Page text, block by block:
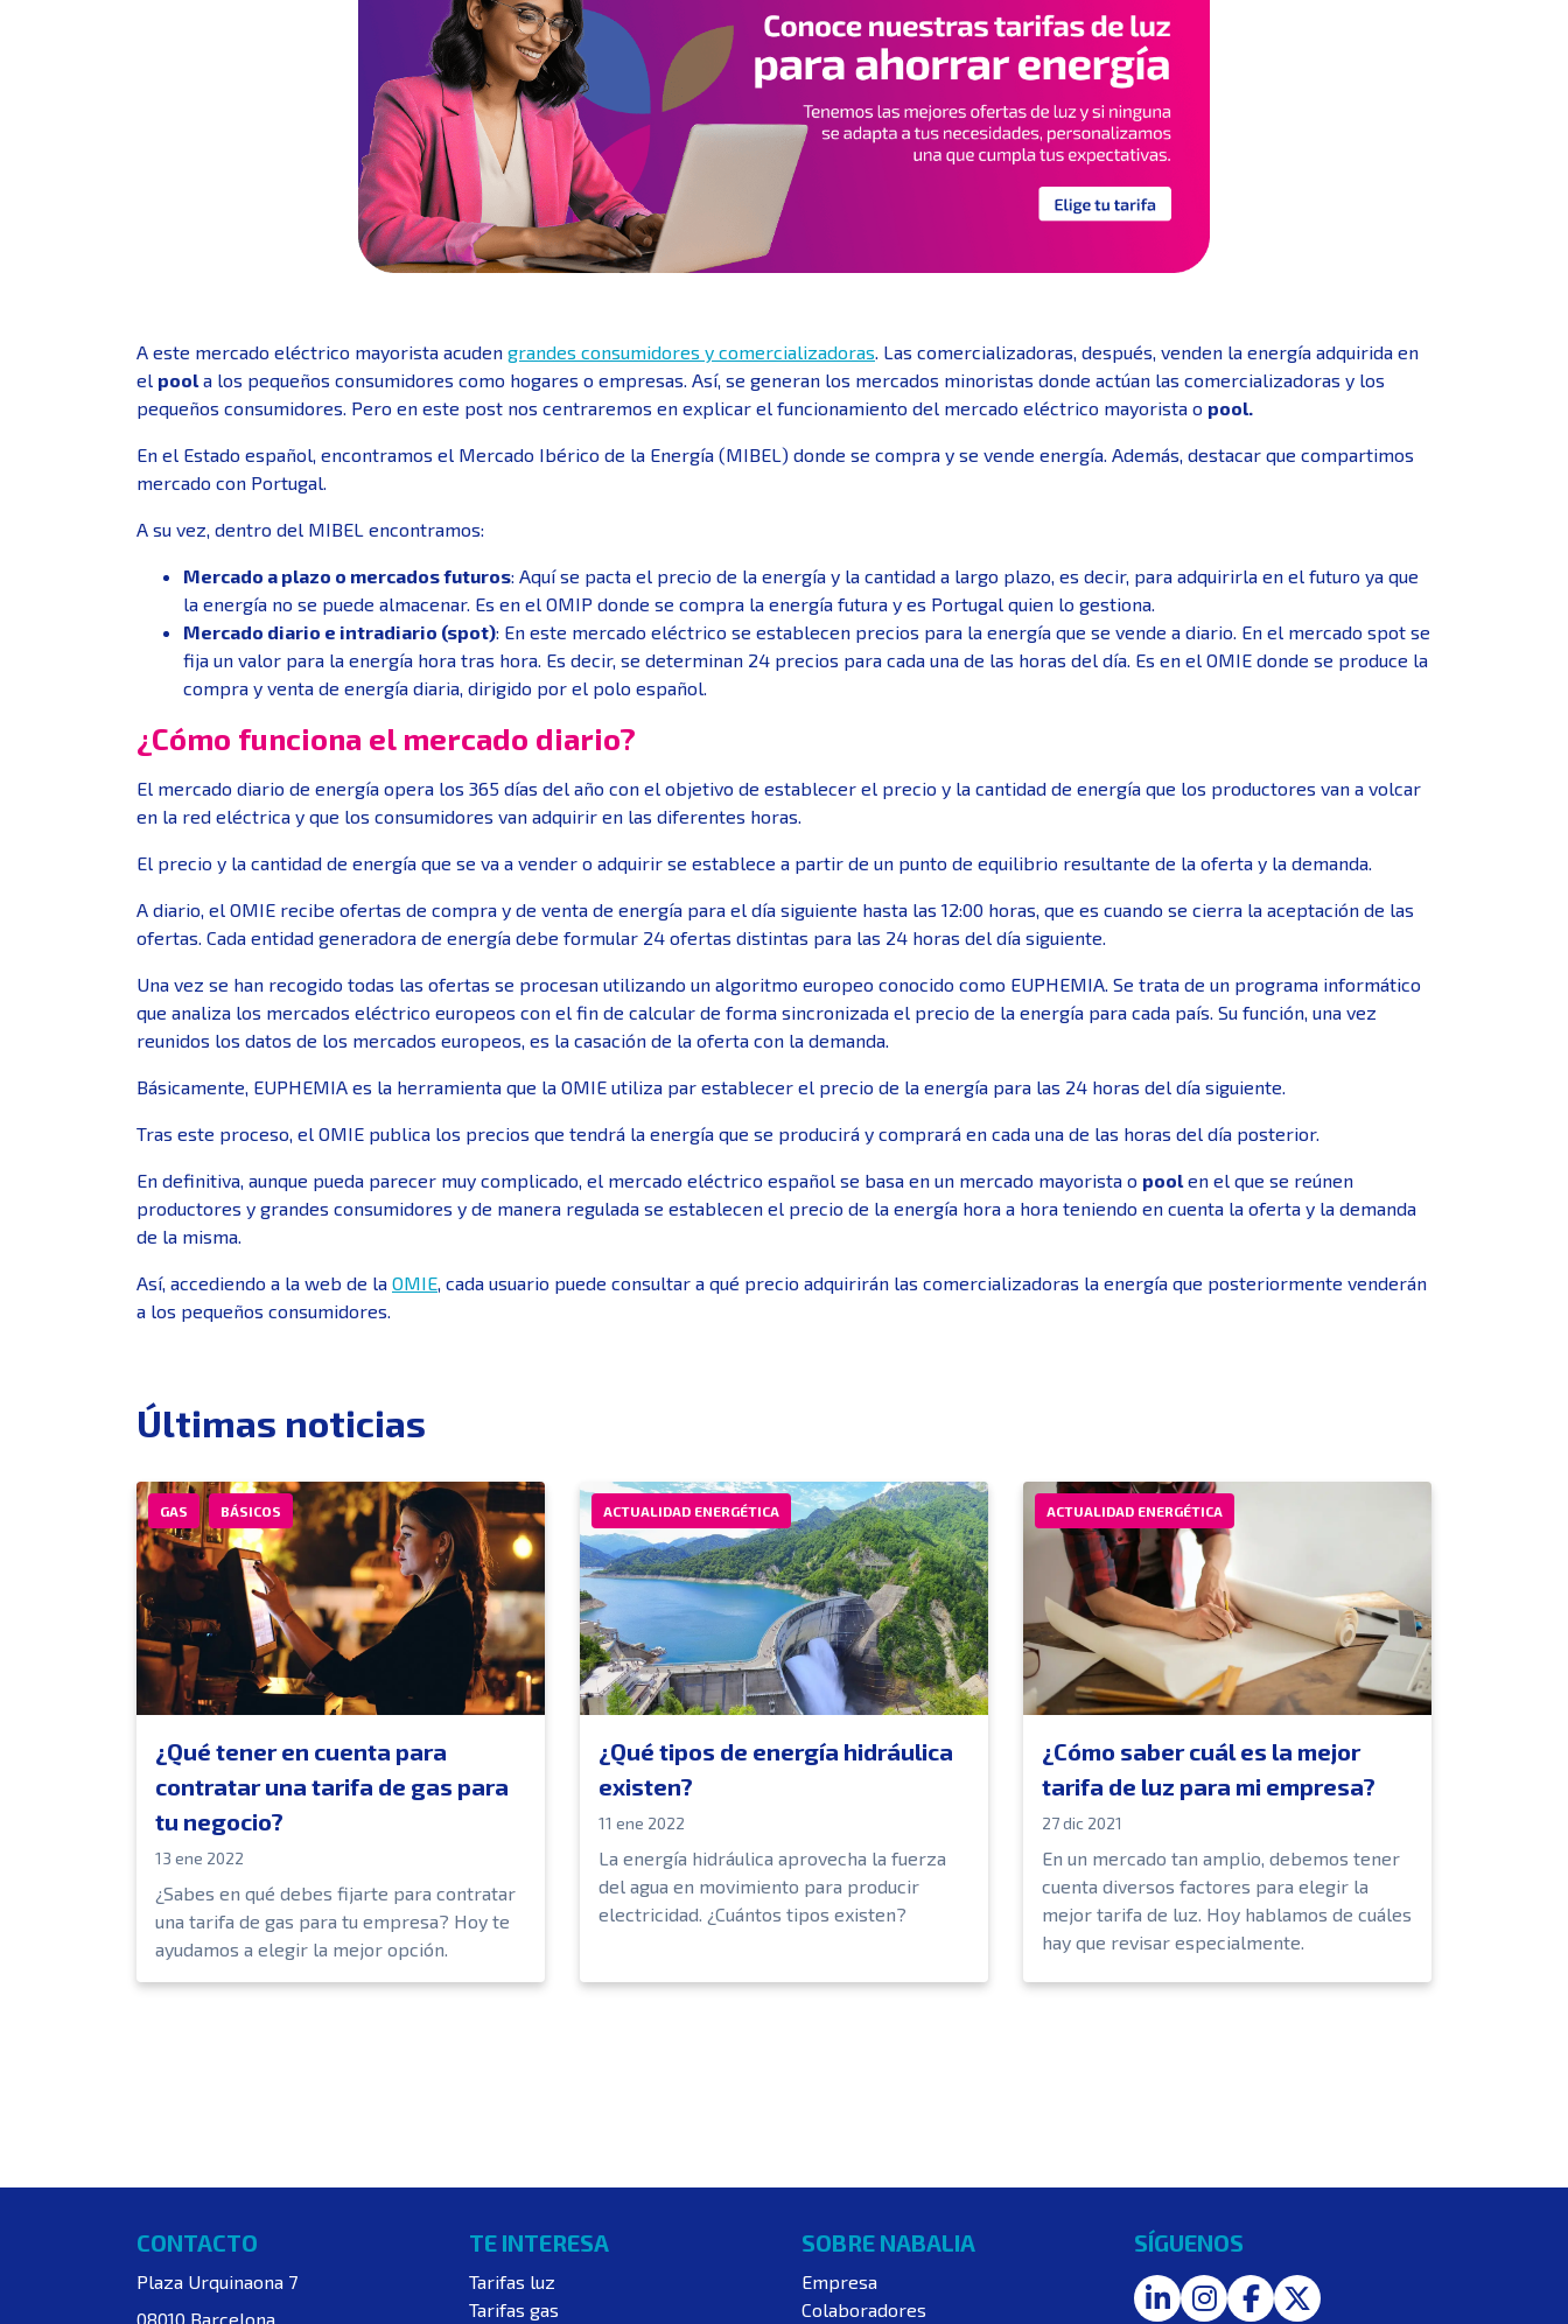
A este mercado eléctrico mayorista acuden grandes consumidores y comercializadoras . Las comercializadoras, después, venden la energía adquirida en
el pool a los pequeños consumidores como hogares o empresas. Así, se generan los mercados minoristas donde actúan las comercializadoras y los
pequeños consumidores. Pero en este post nos centraremos en explicar el funcionamiento del mercado eléctrico mayorista o pool.
En el Estado español, encontramos el Mercado Ibérico de la Energía (MIBEL) donde se compra y se vende energía. Además, destacar que compartimos
mercado con Portugal.
A su vez, dentro del MIBEL encontramos:
Mercado a plazo o mercados futuros: Aquí se pacta el precio de la energía y la cantidad a largo plazo, es decir, para adquirirla en el futuro ya que
la energía no se puede almacenar. Es en el OMIP donde se compra la energía futura y es Portugal quien lo gestiona.
Mercado diario e intradiario (spot): En este mercado eléctrico se establecen precios para la energía que se vende a diario. En el mercado spot se
fija un valor para la energía hora tras hora. Es decir, se determinan 24 precios para cada una de las horas del día. Es en el OMIE donde se produce la
compra y venta de energía diaria, dirigido por el polo español.
¿Cómo funciona el mercado diario?
El mercado diario de energía opera los 365 días del año con el objetivo de establecer el precio y la cantidad de energía que los productores van a volcar
en la red eléctrica y que los consumidores van adquirir en las diferentes horas.
El precio y la cantidad de energía que se va a vender o adquirir se establece a partir de un punto de equilibrio resultante de la oferta y la demanda.
A diario, el OMIE recibe ofertas de compra y de venta de energía para el día siguiente hasta las 12:00 horas, que es cuando se cierra la aceptación de las
ofertas. Cada entidad generadora de energía debe formular 24 ofertas distintas para las 24 horas del día siguiente.
Una vez se han recogido todas las ofertas se procesan utilizando un algoritmo europeo conocido como EUPHEMIA. Se trata de un programa informático
que analiza los mercados eléctrico europeos con el fin de calcular de forma sincronizada el precio de la energía para cada país. Su función, una vez
reunidos los datos de los mercados europeos, es la casación de la oferta con la demanda.
Básicamente, EUPHEMIA es la herramienta que la OMIE utiliza par establecer el precio de la energía para las 24 horas del día siguiente.
Tras este proceso, el OMIE publica los precios que tendrá la energía que se producirá y comprará en cada una de las horas del día posterior.
En definitiva, aunque pueda parecer muy complicado, el mercado eléctrico español se basa en un mercado mayorista o pool en el que se reúnen
productores y grandes consumidores y de manera regulada se establecen el precio de la energía hora a hora teniendo en cuenta la oferta y la demanda
de la misma.
Así, accediendo a la web de la OMIE , cada usuario puede consultar a qué precio adquirirán las comercializadoras la energía que posteriormente venderán
a los pequeños consumidores.
Últimas noticias
GAS BÁSICOS
¿Qué tener en cuenta para
contratar una tarifa de gas para
tu negocio?
13 ene 2022
¿Sabes en qué debes fijarte para contratar
una tarifa de gas para tu empresa? Hoy te
ayudamos a elegir la mejor opción.
ACTUALIDAD ENERGÉTICA
¿Qué tipos de energía hidráulica
existen?
11 ene 2022
La energía hidráulica aprovecha la fuerza
del agua en movimiento para producir
electricidad. ¿Cuántos tipos existen?
ACTUALIDAD ENERGÉTICA
¿Cómo saber cuál es la mejor
tarifa de luz para mi empresa?
27 dic 2021
En un mercado tan amplio, debemos tener
cuenta diversos factores para elegir la
mejor tarifa de luz. Hoy hablamos de cuáles
hay que revisar especialmente.
CONTACTO
Plaza Urquinaona 7
08010 Barcelona
TE INTERESA
Tarifas luz
Tarifas gas
SOBRE NABALIA
Empresa
Colaboradores
SÍGUENOS
LinkedInInstagram
FacebookTwitter